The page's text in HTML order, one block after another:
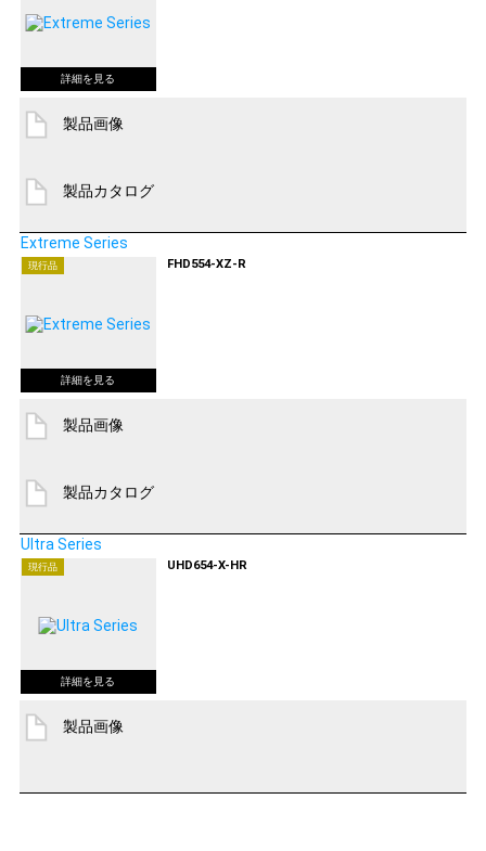
製品画像
製品カタログ
Extreme Series
現行品 FHD554-XZ-R
製品画像
製品カタログ
Ultra Series
現行品 UHD654-X-HR
製品画像